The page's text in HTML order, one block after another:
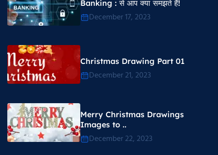
Banking : से आप क्या समझते हैं!
December 17, 2023
Christmas Drawing Part 01
December 21, 2023
Merry Christmas Drawings
Images to ..
December 22, 2023